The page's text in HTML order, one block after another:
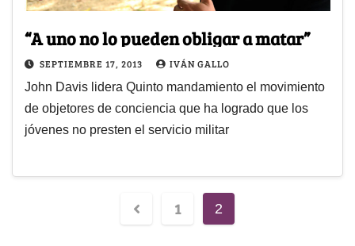
“A uno no lo pueden obligar a matar”
SEPTIEMBRE 17, 2013 IVÁN GALLO
John Davis lidera Quinto mandamiento el movimiento
de objetores de conciencia que ha logrado que los
jóvenes no presten el servicio militar
1 2